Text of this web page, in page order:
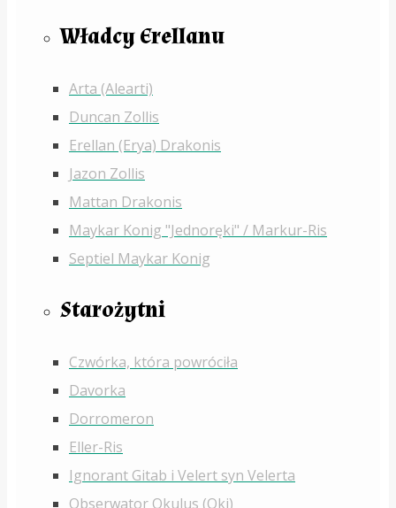
Władcy Erellanu
Arta (Alearti)
Duncan Zollis
Erellan (Erya) Drakonis
Jazon Zollis
Mattan Drakonis
Maykar Konig "Jednoręki" / Markur-Ris
Septiel Maykar Konig
Starożytni
Czwórka, która powróciła
Davorka
Dorromeron
Eller-Ris
Ignorant Gitab i Velert syn Velerta
Obserwator Okulus (Oki)